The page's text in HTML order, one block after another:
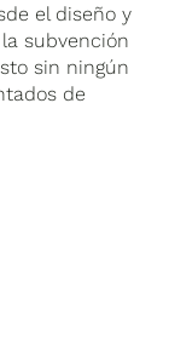
el diseño y
subvención
sin ningún
de